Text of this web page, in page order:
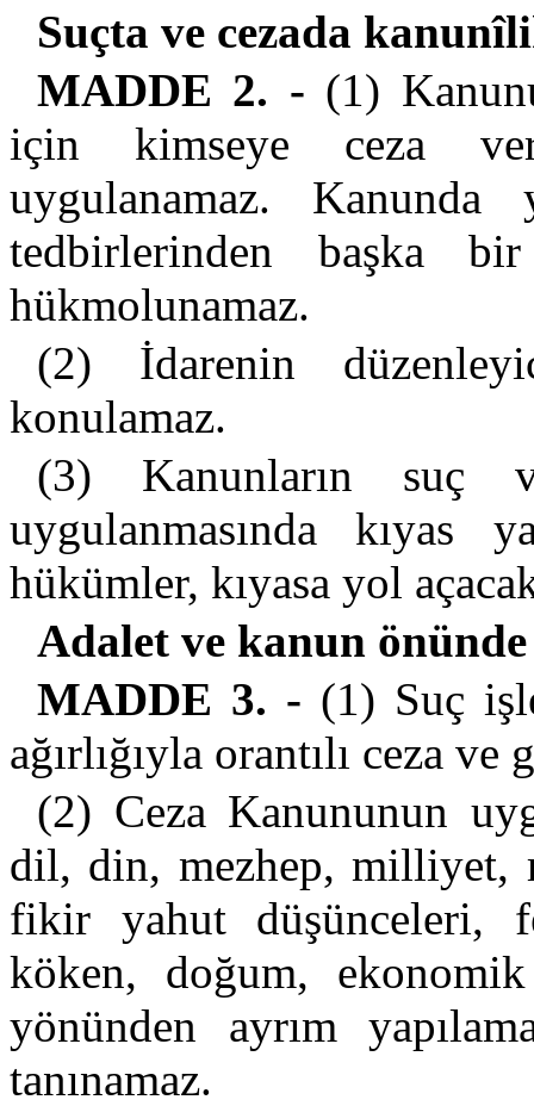
Suçta ve cezada
MADDE 2. - (1)
için kimseye ceza
uygulanamaz. Kanunda
tedbirlerinden başka
hükmolunamaz.
(2) İdarenin
konulamaz.
(3) Kanunların suç
uygulanmasında kıyas
hükümler, kıyasa yol
Adalet ve kanun
MADDE 3. - (1) Suç
ağırlığıyla orantılı ceza
(2) Ceza Kanununun
dil, din, mezhep, milliyet,
fikir yahut düşünceleri,
köken, doğum,
yönünden ayrım
tanınamaz.